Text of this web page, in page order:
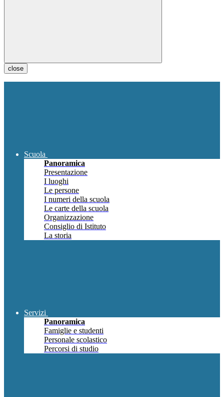
close
Scuola
Panoramica
Presentazione
I luoghi
Le persone
I numeri della scuola
Le carte della scuola
Organizzazione
Consiglio di Istituto
La storia
Servizi
Panoramica
Famiglie e studenti
Personale scolastico
Percorsi di studio